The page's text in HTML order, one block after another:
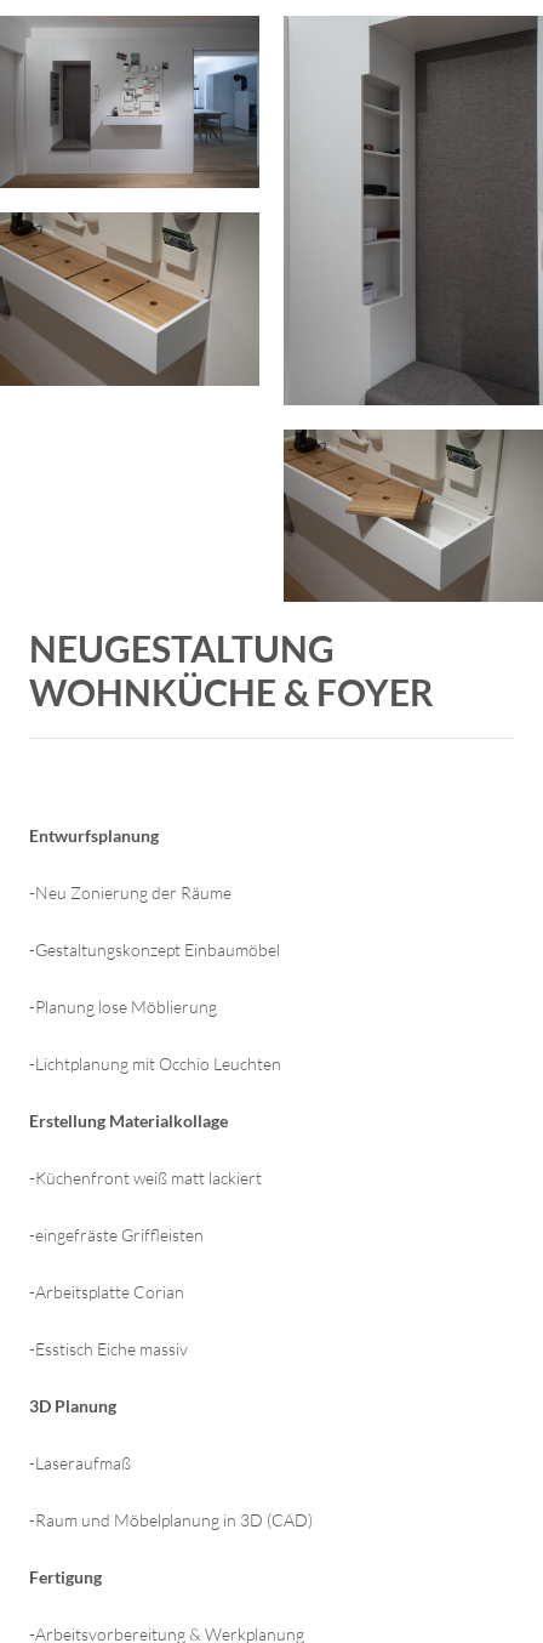
NEUGESTALTUNG
WOHNKÜCHE & FOYER
Entwurfsplanung
-Neu Zonierung der Räume
-Gestaltungskonzept Einbaumöbel
-Planung lose Möblierung
-Lichtplanung mit Occhio Leuchten
Erstellung Materialkollage
-Küchenfront weiß matt lackiert
-eingefräste Griffleisten
-Arbeitsplatte Corian
-Esstisch Eiche massiv
3D Planung
-Laseraufmaß
-Raum und Möbelplanung in 3D (CAD)
Fertigung
-Arbeitsvorbereitung & Werkplanung